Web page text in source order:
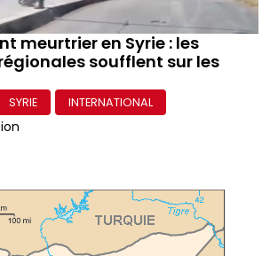
meurtrier en Syrie : les
soufflent sur les
SYRIE INTERNATIONAL